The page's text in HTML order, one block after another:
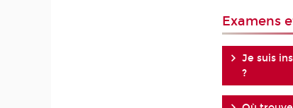
Examens
Je suis
?